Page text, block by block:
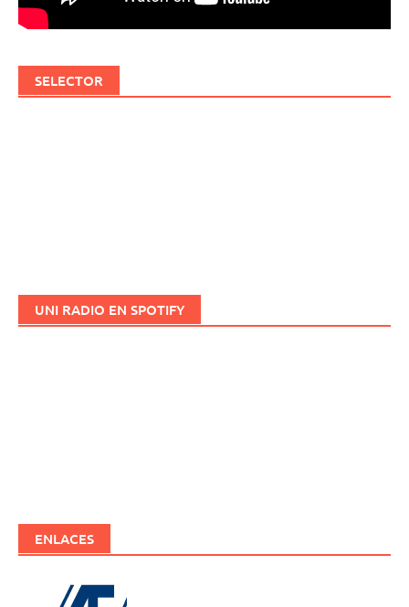
SELECTOR
UNI RADIO EN SPOTIFY
ENLACES